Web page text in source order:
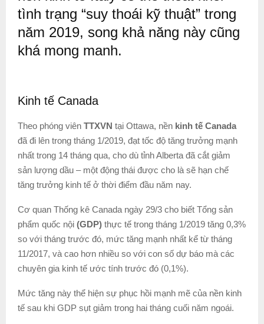
tình trạng “suy thoái kỹ thuật” trong
năm 2019, song khả năng này cũng
khá mong manh.
Kinh tế Canada
Theo phóng viên TTXVN tại Ottawa, nền kinh tế Canada
đã đi lên trong tháng 1/2019, đạt tốc độ tăng trưởng mạnh
nhất trong 14 tháng qua, cho dù tỉnh Alberta đã cắt giảm
sản lượng dầu – một động thái được cho là sẽ hạn chế
tăng trưởng kinh tế ở thời điểm đầu năm nay.
Cơ quan Thống kê Canada ngày 29/3 cho biết Tổng sản
phẩm quốc nội (GDP) thực tế trong tháng 1/2019 tăng 0,3%
so với tháng trước đó, mức tăng mạnh nhất kể từ tháng
11/2017, và cao hơn nhiều so với con số dự báo mà các
chuyên gia kinh tế ước tính trước đó (0,1%).
Mức tăng này thể hiện sự phục hồi mạnh mẽ của nền kinh
tế sau khi GDP sụt giảm trong hai tháng cuối năm ngoái.